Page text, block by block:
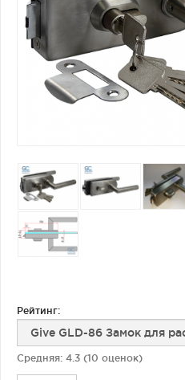
серия)
Фурнитура для душевых
Двери межкомнатные
Рейтинг:
Средняя: 4.3 (10 оценок)